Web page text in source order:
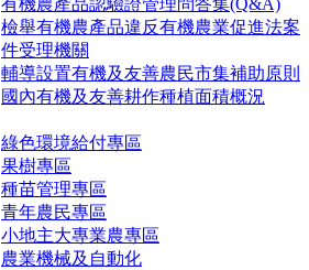
檢舉有機農產品違反有機農業促進法案
件受理機關
輔導設置有機及友善農民市集補助原則
國內有機及友善耕作種植面積概況
綠色環境給付專區
果樹專區
種苗管理專區
青年農民專區
小地主大專業農專區
農業機械及自動化